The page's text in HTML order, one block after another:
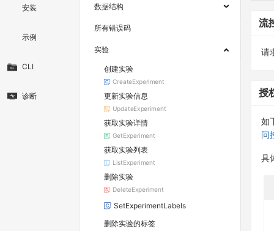
安装
示例
CLI
诊断
数据结构
所有错误码
实验
创建实验
CreateExperiment
更新实验信息
UpdateExperiment
获取实验详情
GetExperiment
获取实验列表
ListExperiment
删除实验
DeleteExperiment
SetExperimentLabels
删除实验的标签
流
请
授
如
问
具